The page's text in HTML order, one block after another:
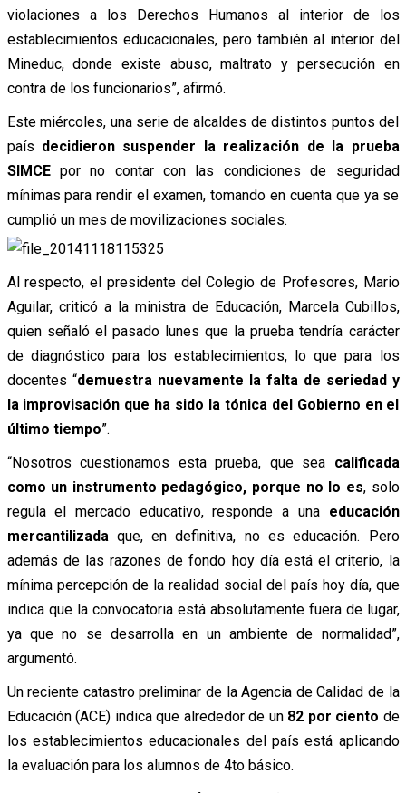
violaciones a los Derechos Humanos al interior de los
establecimientos educacionales, pero también al interior del
Mineduc, donde existe abuso, maltrato y persecución en
contra de los funcionarios”, afirmó.
Este miércoles, una serie de alcaldes de distintos puntos del
país decidieron suspender la realización de la prueba
SIMCEpor no contar con las condiciones de seguridad
mínimas para rendir el examen, tomando en cuenta que ya se
cumplió un mes de movilizaciones sociales.
Al respecto, el presidente del Colegio de Profesores, Mario
Aguilar, criticó a la ministra de Educación, Marcela Cubillos,
quien señaló el pasado lunes que la prueba tendría carácter
de diagnóstico para los establecimientos, lo que para los
docentes “demuestra nuevamente la falta de seriedad y
la improvisación que ha sido la tónica del Gobierno en el
último tiempo”.
“Nosotros cuestionamos esta prueba, que sea calificada
como un instrumento pedagógico, porque no lo es, solo
regula el mercado educativo, responde a una educación
mercantilizada que, en definitiva, no es educación. Pero
además de las razones de fondo hoy día está el criterio, la
mínima percepción de la realidad social del país hoy día, que
indica que la convocatoria está absolutamente fuera de lugar,
ya que no se desarrolla en un ambiente de normalidad”,
argumentó.
Un reciente catastro preliminar de la Agencia de Calidad de la
Educación (ACE) indica que alrededor de un 82 por ciento de
los establecimientos educacionales del país está aplicando
la evaluación para los alumnos de 4to básico.